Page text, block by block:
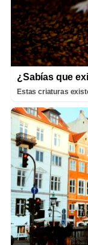
¿Sabías que
Estas criaturas